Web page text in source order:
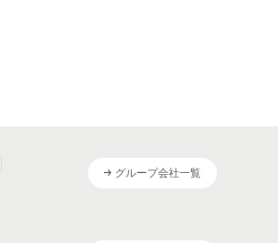
グループ会社一覧